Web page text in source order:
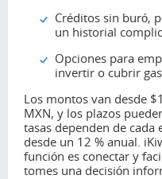
Créditos sin buró,
un historial
Opciones para
invertir o cubrir
Los montos van desde
MXN, y los plazos
tasas dependen de
desde un 12 % anual.
función es conectar y
tomes una decisión